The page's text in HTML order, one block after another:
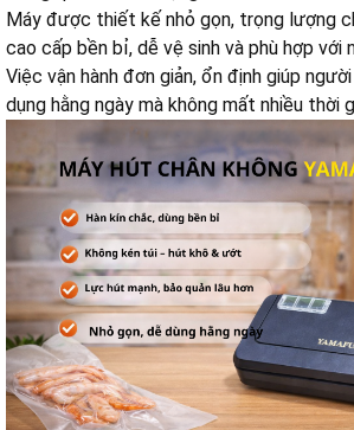
Máy được thiết kế nhỏ gọn, trọng lượng
cao cấp bền bỉ, dễ vệ sinh và phù hợp với
Việc vận hành đơn giản, ổn định giúp
dụng hằng ngày mà không mất nhiều thời